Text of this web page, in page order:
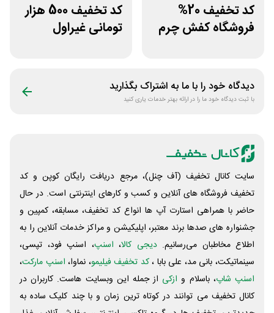
کد تخفیف 20%
فروشگاه کفش چرم
کد تخفیف 500 هزار
تومانی غیراول
دیدگاه خود را با ما به اشتراک بگذارید
با ثبت دیدگاه خود ما را در ارائه بهتر خدمات یاری کنید
سایت کانال تخفیف (آف چنل)، مرجع دریافت رایگان کوپن و کد
تخفیف فروشگاه های آنلاین و کسب و‌ کارهای اینترنتی است. در حال
حاضر با همراهی استارت آپ ها انواع کد تخفیف، مسابقه، کمپین و
جشنواره های صدها برند معتبر، اپلیکیشن و مراکز خدمات آنلاین را به
اطلاع مخاطبان می‌رسانیم. دیجی کالا، اسنپ، اسنپ فود، تپسی،
سینماتیکت، بانی مد، علی‌ بابا ،کد تخفیف فیلیمو، نماوا، اسنپ مارکت،
اسنپ شاپ، باسلام و ازکی از جمله این وبسایت ‌هاست. کاربران در
کانال تخفیف می توانند در کوتاه ترین زمان و با چند کلیک ساده به